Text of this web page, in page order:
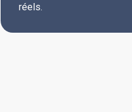
réels.